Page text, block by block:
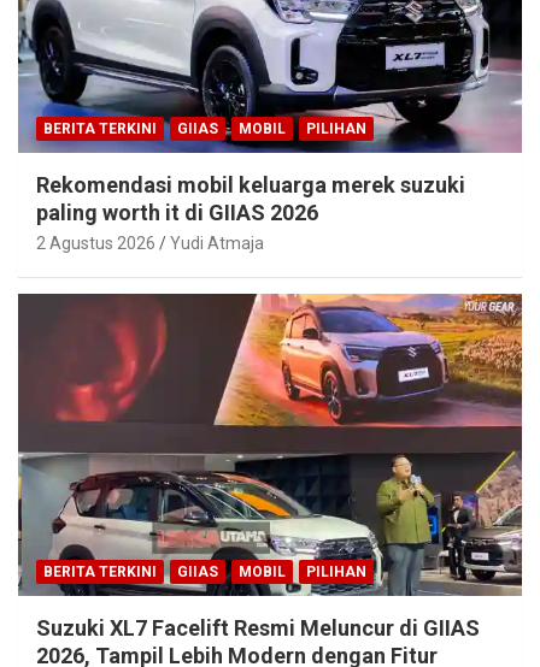
BERITA TERKINI GIIAS MOBIL PILIHAN
Rekomendasi mobil keluarga merek suzuki
paling worth it di GIIAS 2026
2 Agustus 2026 Yudi Atmaja
BERITA TERKINI GIIAS MOBIL PILIHAN
Suzuki XL7 Facelift Resmi Meluncur di GIIAS
2026, Tampil Lebih Modern dengan Fitur